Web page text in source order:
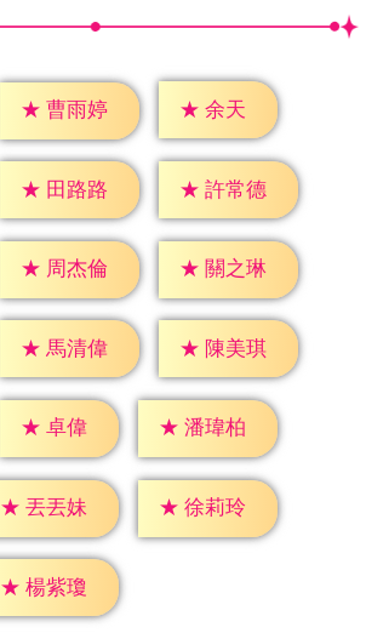
★ 曹雨婷 ★ 余天
★ 田路路 ★ 許常德
★ 周杰倫 ★ 關之琳
★ 馬清偉 ★ 陳美琪
★ 卓偉 ★ 潘瑋柏
★ 丟丟妹 ★ 徐莉玲
★ 楊紫瓊